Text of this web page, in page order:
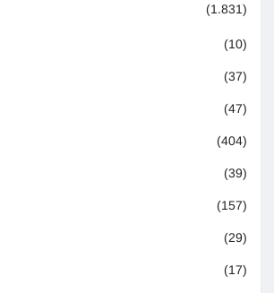
(1.831)
(10)
(37)
(47)
(404)
(39)
(157)
(29)
(17)